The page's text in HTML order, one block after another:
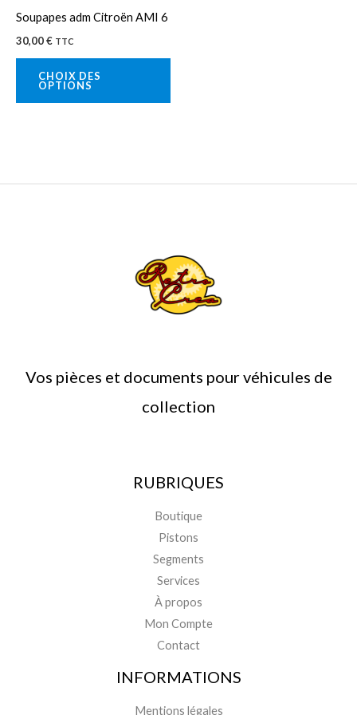
Soupapes adm Citroën AMI 6
30,00€ TTC
CHOIX DES
OPTIONS
Vos pièces et documents pour véhicules de
collection
RUBRIQUES
Boutique
Pistons
Segments
Services
À propos
Mon Compte
Contact
INFORMATIONS
Mentions légales